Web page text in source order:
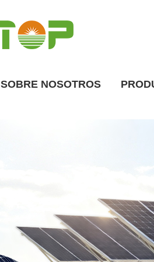
SOBRE NOSOTROS